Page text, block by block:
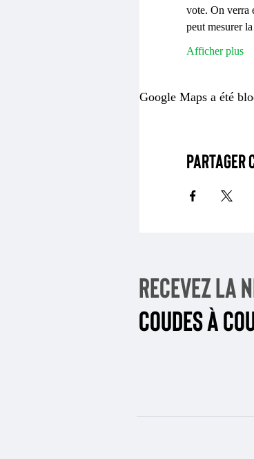
vote. On verra
peut mesurer
Afficher plus
Google Maps a été
Partager
Recevez la
coudes à